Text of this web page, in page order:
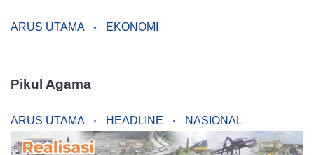
ARUS UTAMA EKONOMI
Pikul Agama
ARUS UTAMA HEADLINE NASIONAL